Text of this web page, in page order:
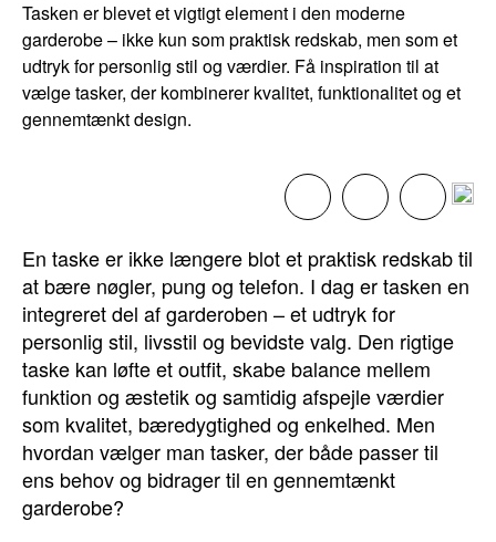
Tasken er blevet et vigtigt element i den moderne
garderobe – ikke kun som praktisk redskab, men som et
udtryk for personlig stil og værdier. Få inspiration til at
vælge tasker, der kombinerer kvalitet, funktionalitet og et
gennemtænkt design.
En taske er ikke længere blot et praktisk redskab til
at bære nøgler, pung og telefon. I dag er tasken en
integreret del af garderoben – et udtryk for
personlig stil, livsstil og bevidste valg. Den rigtige
taske kan løfte et outfit, skabe balance mellem
funktion og æstetik og samtidig afspejle værdier
som kvalitet, bæredygtighed og enkelhed. Men
hvordan vælger man tasker, der både passer til
ens behov og bidrager til en gennemtænkt
garderobe?